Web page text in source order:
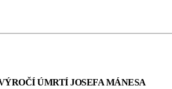
VÝROČÍ ÚMRTÍ JOSEFA MÁNESA